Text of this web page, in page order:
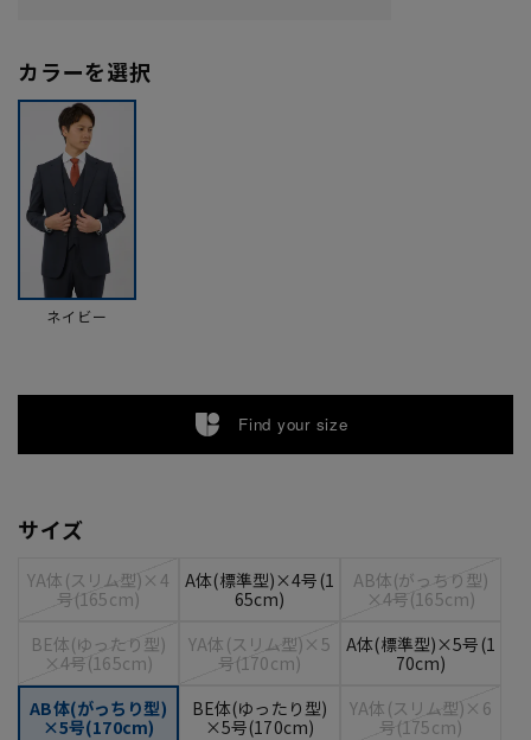
カラーを選択
ネイビー
Find your size
サイズ
YA体(スリム型)×4
号(165cm)
A体(標準型)×4号(1
65cm)
AB体(がっちり型)
×4号(165cm)
BE体(ゆったり型)
×4号(165cm)
YA体(スリム型)×5
号(170cm)
A体(標準型)×5号(1
70cm)
AB体(がっちり型)
×5号(170cm)
BE体(ゆったり型)
×5号(170cm)
YA体(スリム型)×6
号(175cm)